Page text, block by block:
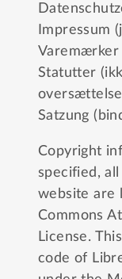
Impressum
Varemærker
Statutter
Satzung
Copyright
specified,
website are
Commons
License.
code of